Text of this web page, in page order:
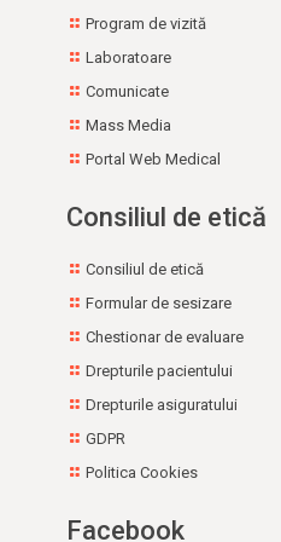
Program de vizită
Laboratoare
Comunicate
Mass Media
Portal Web Medical
Consiliul de etică
Consiliul de etică
Formular de sesizare
Chestionar de evaluare
Drepturile pacientului
Drepturile asiguratului
GDPR
Politica Cookies
Facebook